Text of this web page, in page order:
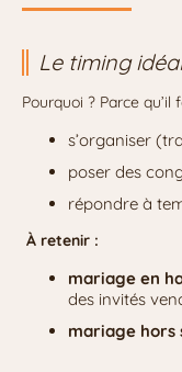
Le timing
Pourquoi ? Parce
s’organiser
poser des
répondre à
À retenir :
mariage en
des invités
mariage hors